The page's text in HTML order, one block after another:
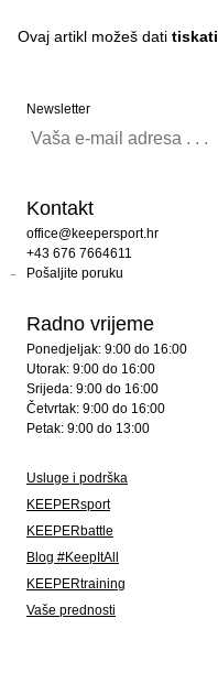
Ovaj artikl možeš dati tiskati
Newsletter
Kontakt
office@keepersport.hr
+43 676 7664611
Pošaljite poruku
Radno vrijeme
Ponedjeljak: 9:00 do 16:00
Utorak: 9:00 do 16:00
Srijeda: 9:00 do 16:00
Četvrtak: 9:00 do 16:00
Petak: 9:00 do 13:00
Usluge i podrška
KEEPERsport
KEEPERbattle
Blog #KeepItAll
KEEPERtraining
Vaše prednosti